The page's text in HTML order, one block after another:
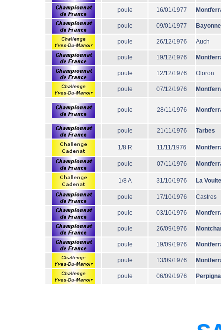
poule 16/01/1977
poule 09/01/1977 Bayonne
poule 26/12/1976 Auch
poule 19/12/1976
poule 12/12/1976 Oloron
poule 07/12/1976
poule 28/11/1976
poule 21/11/1976 Tarbes
1/8 R 11/11/1976
poule 07/11/1976
1/8 A 31/10/1976 La Voulte
poule 17/10/1976 Castres
poule 03/10/1976
poule 26/09/1976
poule 19/09/1976
poule 13/09/1976
poule 06/09/1976